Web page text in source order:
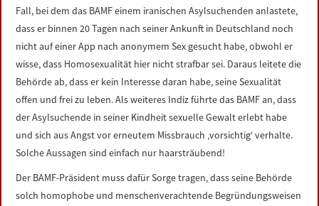
Fall, bei dem das BAMF einem iranischen Asylsuchenden anlastete,
dass er binnen 20 Tagen nach seiner Ankunft in Deutschland noch
nicht auf einer App nach anonymem Sex gesucht habe, obwohl er
wisse, dass Homosexualität hier nicht strafbar sei. Daraus leitete die
Behörde ab, dass er kein Interesse daran habe, seine Sexualität
offen und frei zu leben. Als weiteres Indiz führte das BAMF an, dass
der Asylsuchende in seiner Kindheit sexuelle Gewalt erlebt habe
und sich aus Angst vor erneutem Missbrauch ‚vorsichtig‘ verhalte.
Solche Aussagen sind einfach nur haarsträubend!
Der BAMF-Präsident muss dafür Sorge tragen, dass seine Behörde
solch homophobe und menschenverachtende Begründungsweisen